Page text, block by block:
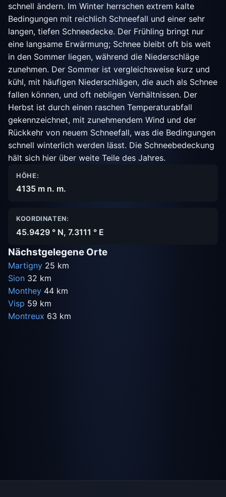
schnell ändern. Im Winter herrschen extrem kalte
Bedingungen mit reichlich Schneefall und einer sehr
langen, tiefen Schneedecke. Der Frühling bringt nur
eine langsame Erwärmung; Schnee bleibt oft bis weit
in den Sommer liegen, während die Niederschläge
zunehmen. Der Sommer ist vergleichsweise kurz und
kühl, mit häufigen Niederschlägen, die auch als Schnee
fallen können, und oft nebligen Verhältnissen. Der
Herbst ist durch einen raschen Temperaturabfall
gekennzeichnet, mit zunehmendem Wind und der
Rückkehr von neuem Schneefall, was die Bedingungen
schnell winterlich werden lässt. Die Schneebedeckung
hält sich hier über weite Teile des Jahres.
HÖHE:
4135 m n. m.
KOORDINATEN:
45.9429 ° N, 7.3111 ° E
Nächstgelegene Orte
Martigny 25 km
Sion 32 km
Monthey 44 km
Visp 59 km
Montreux 63 km